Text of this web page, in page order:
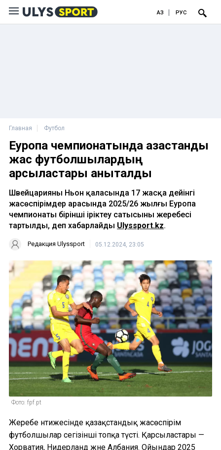
ҚАЗ РУС
Главная Футбол
Еуропа чемпионатында қазақстандық
жас футболшылардың
қарсыластары анықталды
Швейцарияның Ньон қаласында 17 жасқа дейінгі
жасөспірімдер арасында 2025/26 жылғы Еуропа
чемпионаты бірінші іріктеу сатысының жеребесі
тартылды, деп хабарлайды Ulyssport.kz.
Редакция Ulyssport 05.12.2024, 23:05
Фото: fpf.pt
Жеребе нәтижесінде қазақстандық жасөспірім
футболшылар сегізінші топқа түсті. Қарсыластары —
Хорватия, Нидерланд және Албания. Ойындар 2025